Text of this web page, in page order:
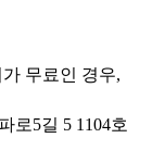
무료인 경우,
로5길 5 1104호